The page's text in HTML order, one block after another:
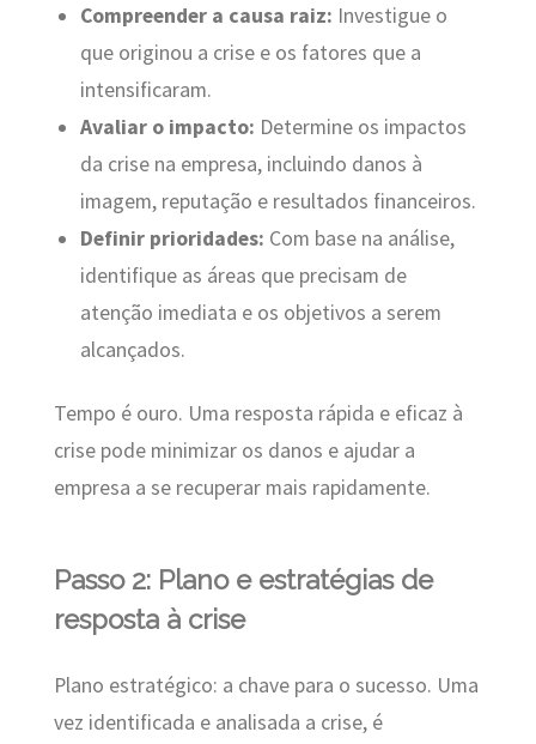
Compreender a causa raiz: Investigue o
que originou a crise e os fatores que a
intensificaram.
Avaliar o impacto: Determine os impactos
da crise na empresa, incluindo danos à
imagem, reputação e resultados financeiros.
Definir prioridades: Com base na análise,
identifique as áreas que precisam de
atenção imediata e os objetivos a serem
alcançados.
Tempo é ouro. Uma resposta rápida e eficaz à
crise pode minimizar os danos e ajudar a
empresa a se recuperar mais rapidamente.
Passo 2: Plano e estratégias de
resposta à crise
Plano estratégico: a chave para o sucesso. Uma
vez identificada e analisada a crise, é